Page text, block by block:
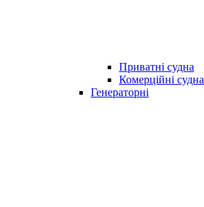
Приватні судна
Комерційні судна
Генераторні